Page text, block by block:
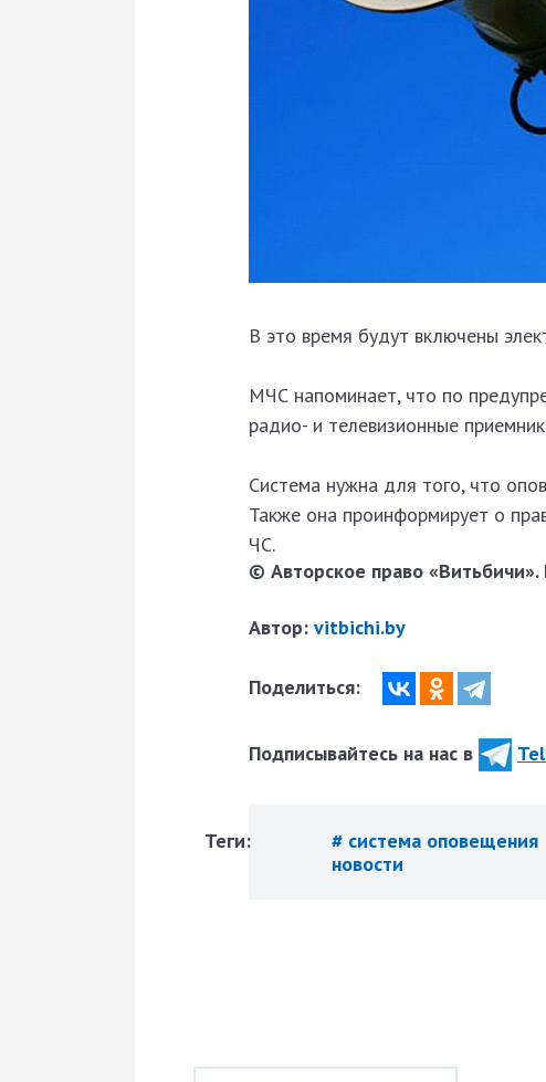
В это время будут включены
МЧС напоминает, что по
радио- и телевизионные
Система нужна для того, что
Также она проинформирует о
ЧС.
© Авторское право «Витьбичи».
Автор: vitbichi.by
Поделиться:
Подписывайтесь на нас в
Теги: # система оповещения
новости